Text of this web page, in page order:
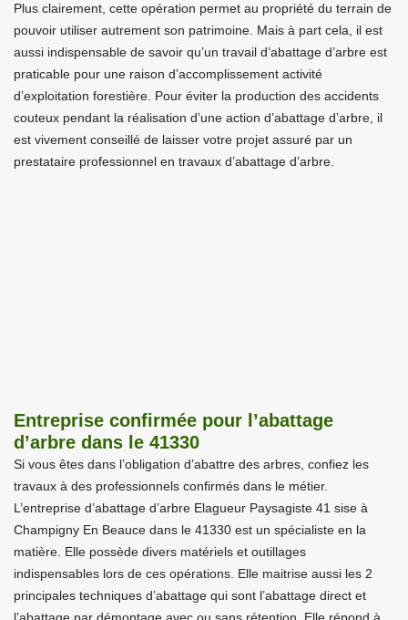
Plus clairement, cette opération permet au propriété du terrain de
pouvoir utiliser autrement son patrimoine. Mais à part cela, il est
aussi indispensable de savoir qu’un travail d’abattage d’arbre est
praticable pour une raison d’accomplissement activité
d’exploitation forestière. Pour éviter la production des accidents
couteux pendant la réalisation d’une action d’abattage d’arbre, il
est vivement conseillé de laisser votre projet assuré par un
prestataire professionnel en travaux d’abattage d’arbre.
Entreprise confirmée pour l’abattage
d’arbre dans le 41330
Si vous êtes dans l’obligation d’abattre des arbres, confiez les
travaux à des professionnels confirmés dans le métier.
L’entreprise d’abattage d’arbre Elagueur Paysagiste 41 sise à
Champigny En Beauce dans le 41330 est un spécialiste en la
matière. Elle possède divers matériels et outillages
indispensables lors de ces opérations. Elle maitrise aussi les 2
principales techniques d’abattage qui sont l’abattage direct et